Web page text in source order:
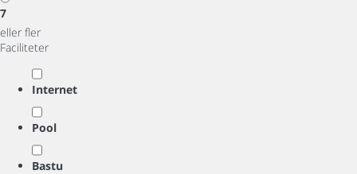
7
eller fler
Faciliteter
Internet
Pool
Bastu